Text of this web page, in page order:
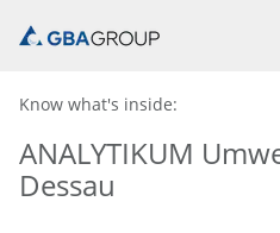
Know what's inside:
ANALYTIKUM
Dessau